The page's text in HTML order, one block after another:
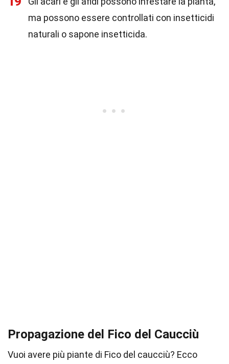
ma possono essere controllati con insetticidi
naturali o sapone insetticida.
Propagazione del Fico del Caucciù
Vuoi avere più piante di Fico del caucciù? Ecco